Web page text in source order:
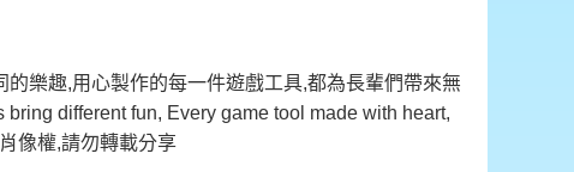
樂趣,用心製作的每一件遊戲工具,都為長輩們帶來無
different fun, Every game tool made with heart,
像權,請勿轉載分享